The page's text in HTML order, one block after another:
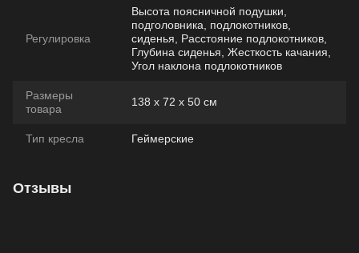
Регулировка
Высота поясничной подушки,
подголовника, подлокотников,
сиденья, Расстояние подлокотников,
Глубина сиденья, Жесткость качания,
Угол наклона подлокотников
Размеры
товара
138 х 72 х 50 см
Тип кресла Геймерские
Отзывы